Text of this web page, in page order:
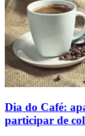
Dia do Café:
participar de